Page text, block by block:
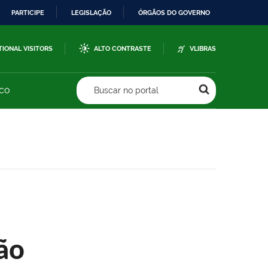
PARTICIPE LEGISLAÇÃO ÓRGÃOS DO GOVERNO
VISITORS ALTO CONTRASTE VLIBRAS
Buscar no portal